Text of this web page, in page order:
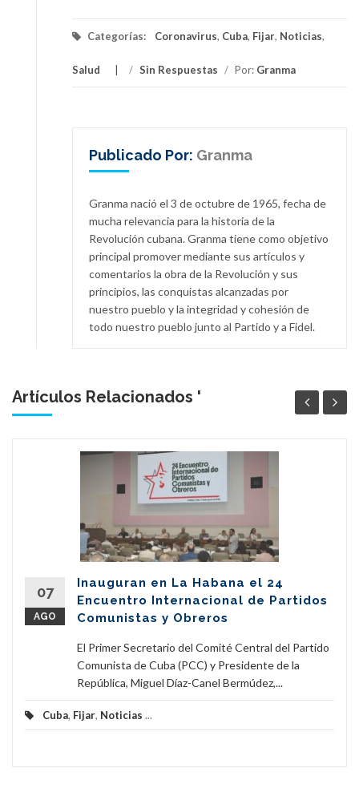
Categorías: Coronavirus, Cuba, Fijar, Noticias,
Salud / Sin Respuestas / Por: Granma
Publicado Por: Granma
Granma nació el 3 de octubre de 1965, fecha de
mucha relevancia para la historia de la
Revolución cubana. Granma tiene como objetivo
principal promover mediante sus artículos y
comentarios la obra de la Revolución y sus
principios, las conquistas alcanzadas por
nuestro pueblo y la integridad y cohesión de
todo nuestro pueblo junto al Partido y a Fidel.
Artículos Relacionados '
07
AGO
Inauguran en La Habana el 24
Encuentro Internacional de Partidos
Comunistas y Obreros
El Primer Secretario del Comité Central del Partido
Comunista de Cuba (PCC) y Presidente de la
República, Miguel Díaz-Canel Bermúdez,...
Cuba, Fijar, Noticias ...